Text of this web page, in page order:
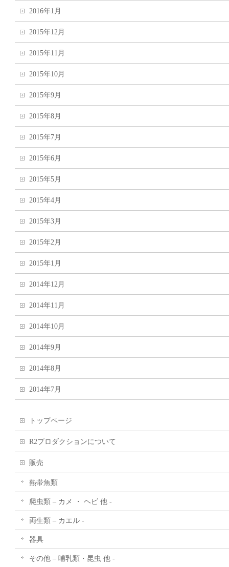
2016年1月
2015年12月
2015年11月
2015年10月
2015年9月
2015年8月
2015年7月
2015年6月
2015年5月
2015年4月
2015年3月
2015年2月
2015年1月
2014年12月
2014年11月
2014年10月
2014年9月
2014年8月
2014年7月
トップページ
R2プロダクションについて
販売
熱帯魚類
爬虫類 – カメ ・ ヘビ 他 -
両生類 – カエル -
器具
その他 – 哺乳類・昆虫 他 -